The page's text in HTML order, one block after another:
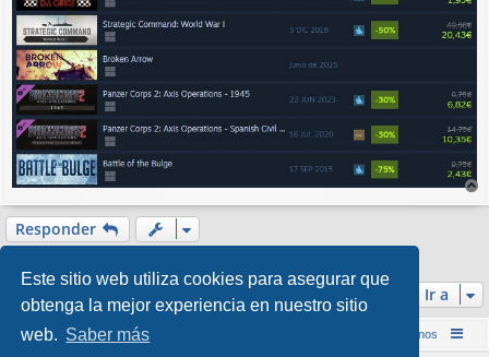
Este sitio web utiliza cookies para asegurar que
obtenga la mejor experiencia en nuestro sitio
web. Saber más
r
a
Responder
Ir a
Inicio (Web) Foro Punta de Lanza Wargames Contáctenos